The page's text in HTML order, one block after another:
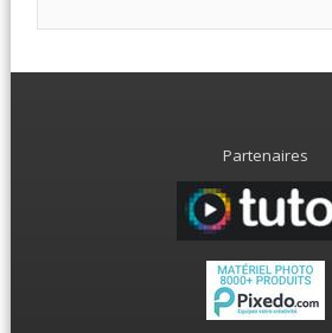
Partenaires